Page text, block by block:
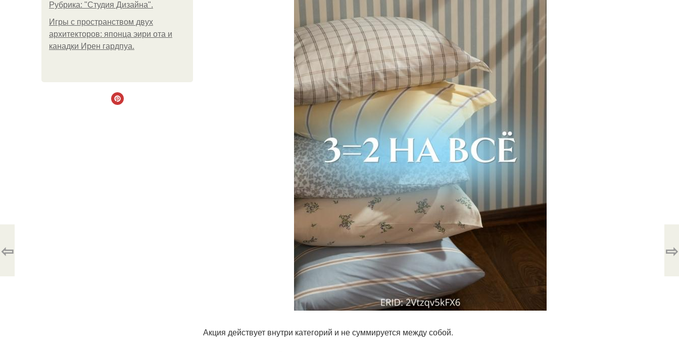
Рубрика: "Студия Дизайна".
Игры с пространством двух
архитекторов: японца эири ота и
канадки Ирен гардпуа.
Акция действует внутри категорий и не суммируется между собой.
⇦ ⇨